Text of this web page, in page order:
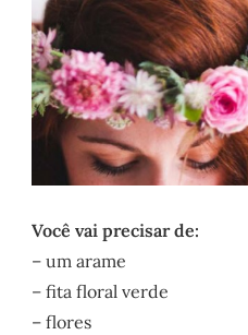
Você vai precisar de:
– um arame
– fita floral verde
– flores